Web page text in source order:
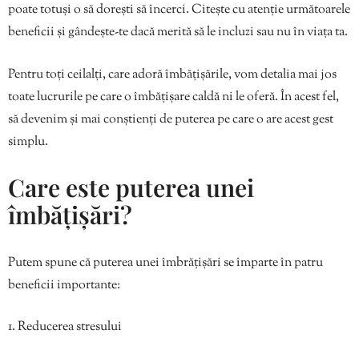
poate totuși o să dorești să încerci. Citește cu atenție următoarele
beneficii și gândește-te dacă merită să le incluzi sau nu în viața ta.
Pentru toți ceilalți, care adoră îmbățișările, vom detalia mai jos
toate lucrurile pe care o îmbățișare caldă ni le oferă. În acest fel,
să devenim și mai conștienți de puterea pe care o are acest gest
simplu.
Care este puterea unei
îmbățișări?
Putem spune că puterea unei îmbrățișări se împarte în patru
beneficii importante:
Reducerea stresului